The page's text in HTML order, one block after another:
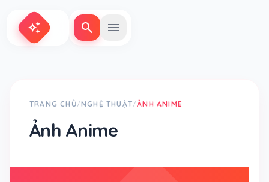
auto_awesome search menu
TRANG CHỦ/NGHỆ THUẬT/ẢNH ANIME
Ảnh Anime